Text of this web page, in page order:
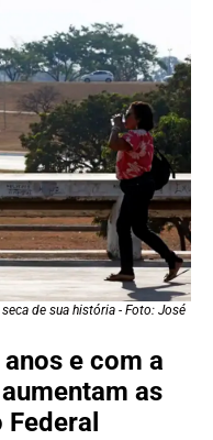
de sua história - Foto: José
e com a
as